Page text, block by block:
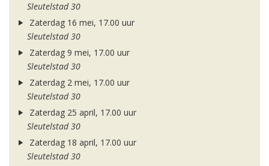
Sleutelstad 30
Zaterdag 16 mei, 17.00 uur
Sleutelstad 30
Zaterdag 9 mei, 17.00 uur
Sleutelstad 30
Zaterdag 2 mei, 17.00 uur
Sleutelstad 30
Zaterdag 25 april, 17.00 uur
Sleutelstad 30
Zaterdag 18 april, 17.00 uur
Sleutelstad 30